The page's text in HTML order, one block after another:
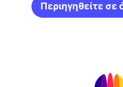
Περιηγηθείτε σε